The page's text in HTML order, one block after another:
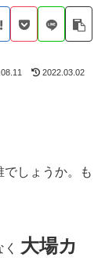
2022.03.02
しょうか。も
大場カ